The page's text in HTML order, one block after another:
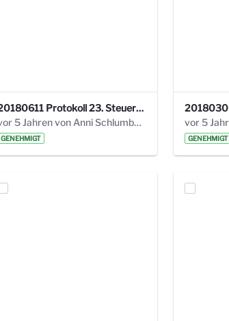
20180611 Protokoll 23. Steuerungskreis.pdf
vor 5 Jahren von Anni Schlumberger
GENEHMIGT GENEHMIGT